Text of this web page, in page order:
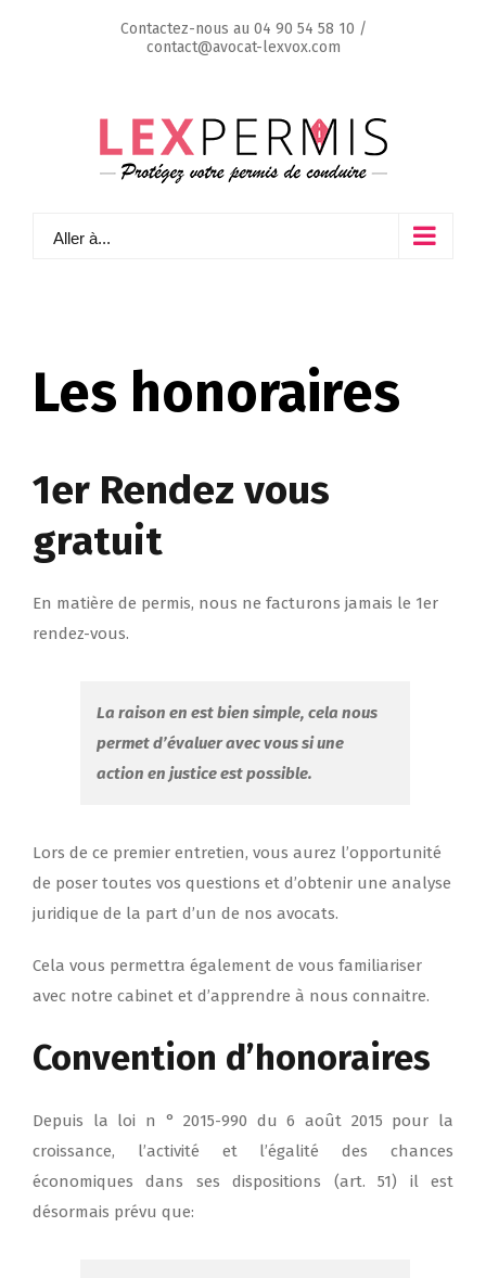
Contactez-nous au 04 90 54 58 10 /
contact@avocat-lexvox.com
Aller à...
Les honoraires
1er Rendez vous
gratuit
En matière de permis, nous ne facturons jamais le 1er
rendez-vous.
La raison en est bien simple, cela nous
permet d’évaluer avec vous si une
action en justice est possible.
Lors de ce premier entretien, vous aurez l’opportunité
de poser toutes vos questions et d’obtenir une analyse
juridique de la part d’un de nos avocats.
Cela vous permettra également de vous familiariser
avec notre cabinet et d’apprendre à nous connaitre.
Convention d’honoraires
Depuis la loi n ° 2015-990 du 6 août 2015 pour la
croissance, l’activité et l’égalité des chances
économiques dans ses dispositions (art. 51) il est
désormais prévu que: